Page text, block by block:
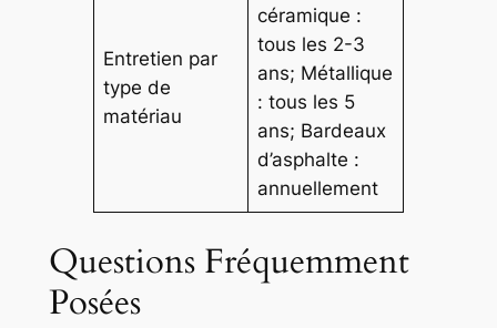
Entretien par
type de
matériau
céramique :
tous les 2-3
ans; Métallique
: tous les 5
ans; Bardeaux
d’asphalte :
annuellement
Questions Fréquemment
Posées